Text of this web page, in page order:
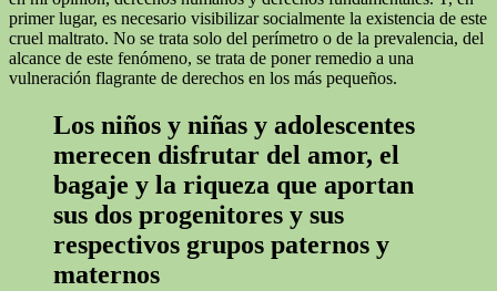
primer lugar, es necesario visibilizar socialmente la existencia de este
cruel maltrato. No se trata solo del perímetro o de la prevalencia, del
alcance de este fenómeno, se trata de poner remedio a una
vulneración flagrante de derechos en los más pequeños.
Los niños y niñas y adolescentes
merecen disfrutar del amor, el
bagaje y la riqueza que aportan
sus dos progenitores y sus
respectivos grupos paternos y
maternos